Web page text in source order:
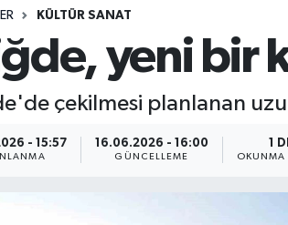
KÜLTÜR SANAT
yeni bir
çekilmesi planlanan
- 15:57 16.06.2026 - 16:00
GÜNCELLEME
1
OKUNMA